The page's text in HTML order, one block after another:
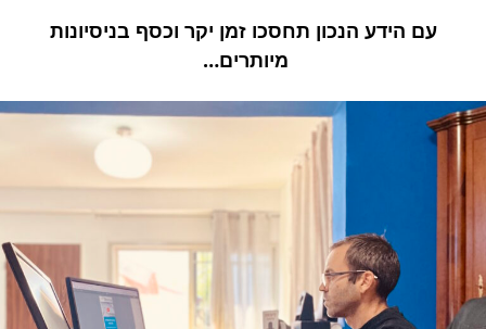
עם הידע הנכון תחסכו זמן יקר וכסף בניסיונות
מיותרים…